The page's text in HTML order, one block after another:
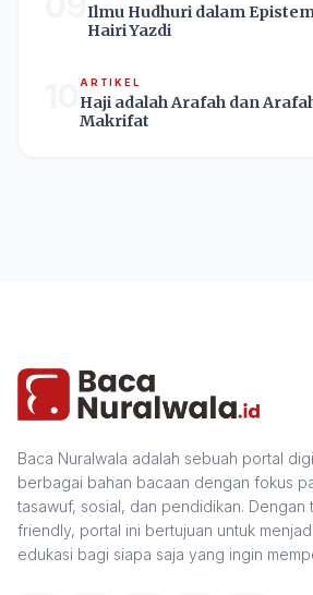
Ilmu Hudhuri dalam
Hairi Yazdi
ARTIKEL
Haji adalah Arafah dan
Makrifat
Baca Nuralwala adalah sebuah portal
berbagai bahan bacaan dengan fokus
tasawuf, sosial, dan pendidikan. Dengan
friendly, portal ini bertujuan untuk
edukasi bagi siapa saja yang ingin